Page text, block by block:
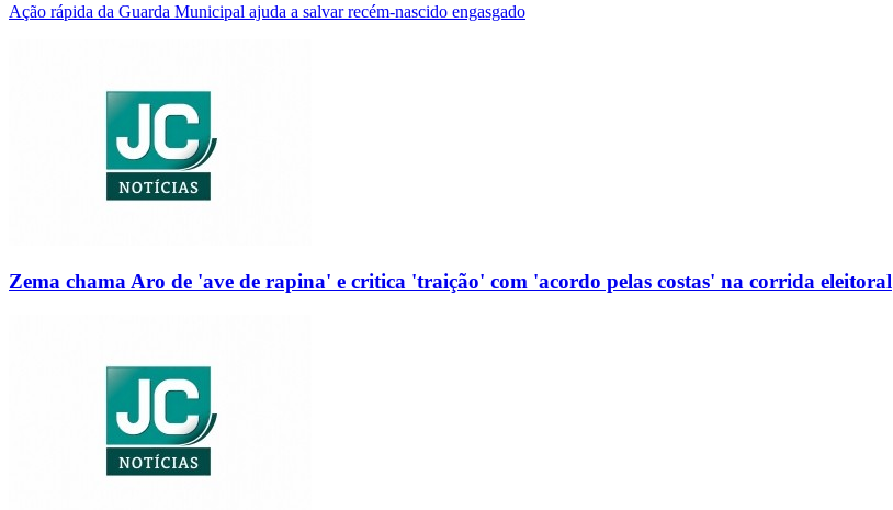
Ação rápida da Guarda Municipal ajuda a salvar recém-nascido engasgado
Zema chama Aro de 'ave de rapina' e critica 'traição' com 'acordo pelas costas' na corrida eleitoral